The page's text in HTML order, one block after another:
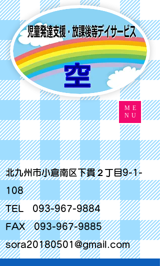
北九州市小倉南区下貫２丁目9-1-
108
TEL
093-967-9884
FAX093-967-9885
sora20180501@gmail.com
ME
NU